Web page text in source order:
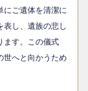
にご遺体を清潔に
表し、遺族の悲し
ます。この儀式
世へと向かうため